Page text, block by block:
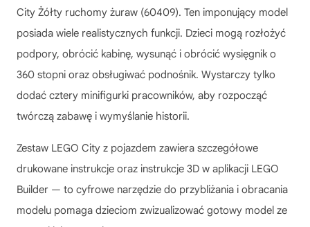
City Żółty ruchomy żuraw (60409). Ten imponujący model
posiada wiele realistycznych funkcji. Dzieci mogą rozłożyć
podpory, obrócić kabinę, wysunąć i obrócić wysięgnik o
360 stopni oraz obsługiwać podnośnik. Wystarczy tylko
dodać cztery minifigurki pracowników, aby rozpocząć
twórczą zabawę i wymyślanie historii.
Zestaw LEGO City z pojazdem zawiera szczegółowe
drukowane instrukcje oraz instrukcje 3D w aplikacji LEGO
Builder — to cyfrowe narzędzie do przybliżania i obracania
modelu pomaga dzieciom zwizualizować gotowy model ze